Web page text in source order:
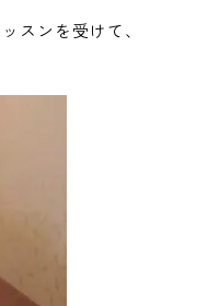
スンを受けて、